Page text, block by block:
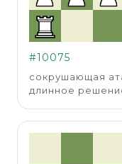
#10075
сокрушающая
длинное